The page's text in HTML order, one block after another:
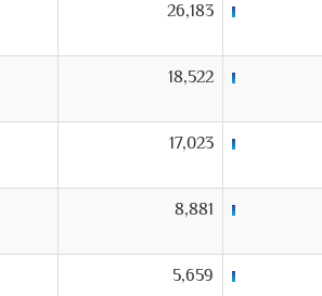
26,183
18,522
17,023
8,881
5,659